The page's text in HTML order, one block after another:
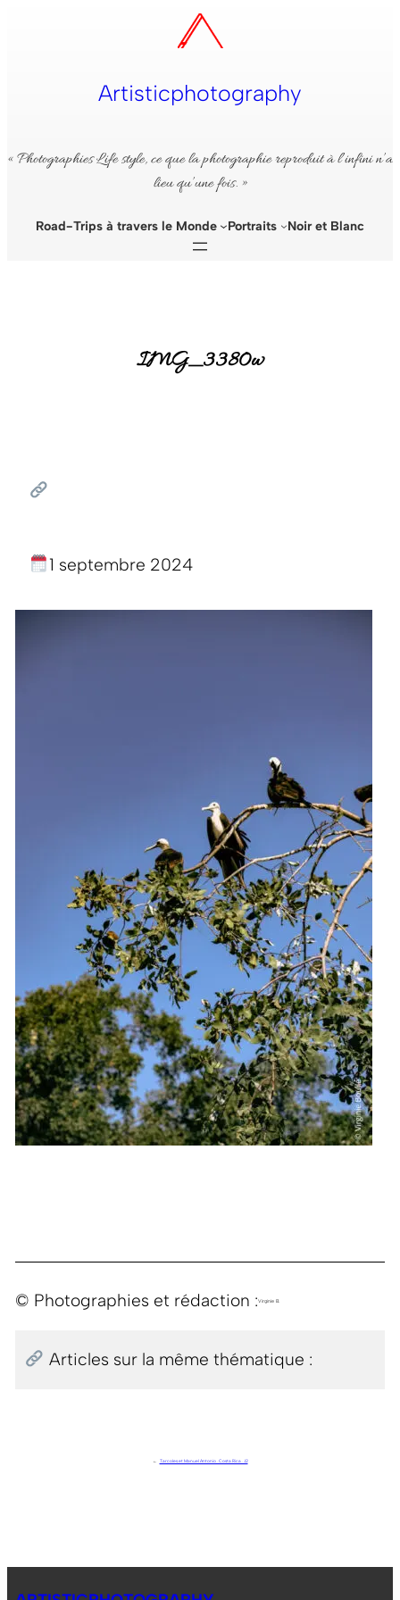
Artisticphotography
« Photographies Life style, ce que la photographie reproduit à l’infini n’a
lieu qu’une fois. »
Road-Trips à travers le Monde Portraits Noir et Blanc
IMG_3380w
1 septembre 2024
© Photographies et rédaction :Virginie B.
Articles sur la même thématique :
← Tarcoles et Manuel Antonio . Costa Rica . J2